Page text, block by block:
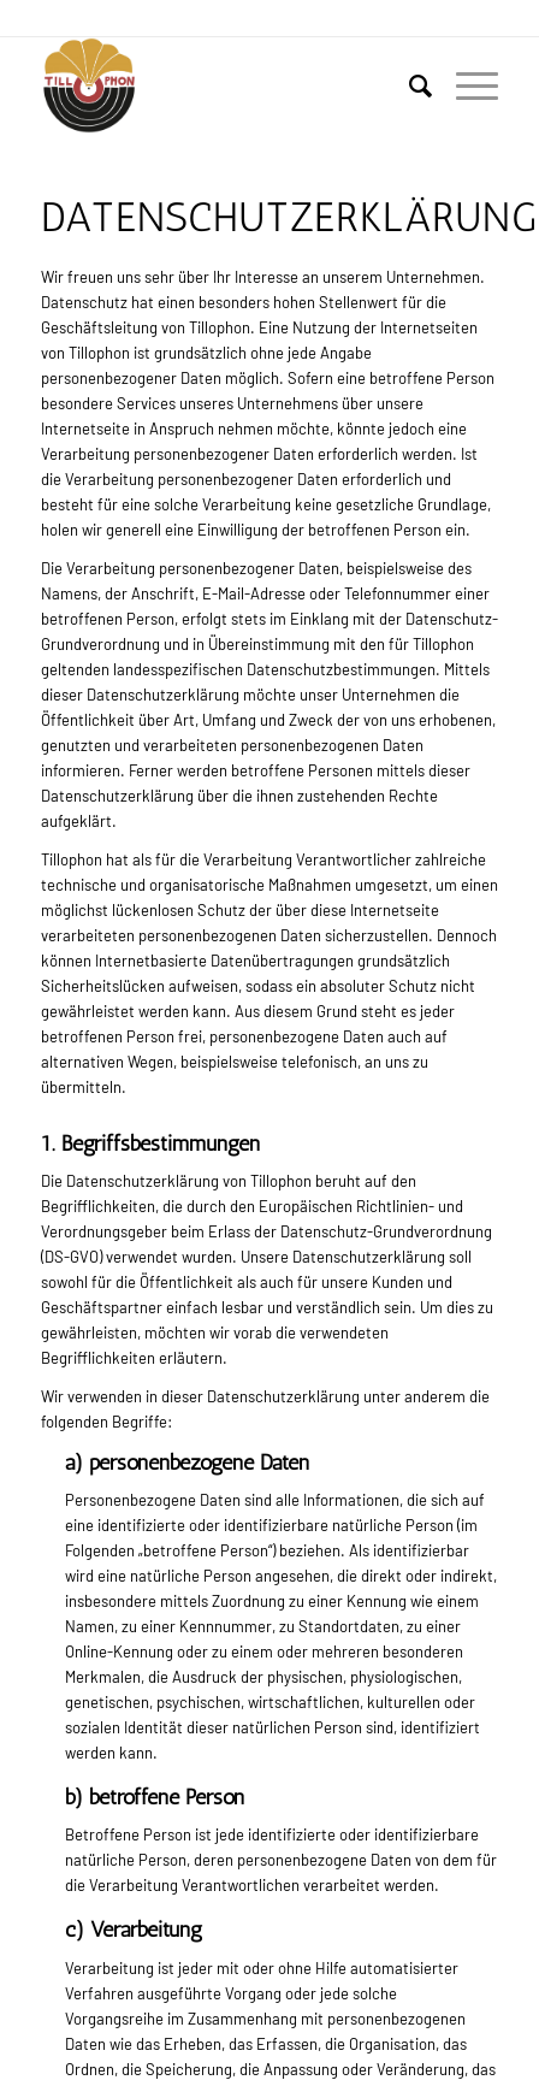
DATENSCHUTZERKLÄRUNG
Wir freuen uns sehr über Ihr Interesse an unserem Unternehmen.
Datenschutz hat einen besonders hohen Stellenwert für die
Geschäftsleitung von Tillophon. Eine Nutzung der Internetseiten
von Tillophon ist grundsätzlich ohne jede Angabe
personenbezogener Daten möglich. Sofern eine betroffene Person
besondere Services unseres Unternehmens über unsere
Internetseite in Anspruch nehmen möchte, könnte jedoch eine
Verarbeitung personenbezogener Daten erforderlich werden. Ist
die Verarbeitung personenbezogener Daten erforderlich und
besteht für eine solche Verarbeitung keine gesetzliche Grundlage,
holen wir generell eine Einwilligung der betroffenen Person ein.
Die Verarbeitung personenbezogener Daten, beispielsweise des
Namens, der Anschrift, E-Mail-Adresse oder Telefonnummer einer
betroffenen Person, erfolgt stets im Einklang mit der Datenschutz-
Grundverordnung und in Übereinstimmung mit den für Tillophon
geltenden landesspezifischen Datenschutzbestimmungen. Mittels
dieser Datenschutzerklärung möchte unser Unternehmen die
Öffentlichkeit über Art, Umfang und Zweck der von uns erhobenen,
genutzten und verarbeiteten personenbezogenen Daten
informieren. Ferner werden betroffene Personen mittels dieser
Datenschutzerklärung über die ihnen zustehenden Rechte
aufgeklärt.
Tillophon hat als für die Verarbeitung Verantwortlicher zahlreiche
technische und organisatorische Maßnahmen umgesetzt, um einen
möglichst lückenlosen Schutz der über diese Internetseite
verarbeiteten personenbezogenen Daten sicherzustellen. Dennoch
können Internetbasierte Datenübertragungen grundsätzlich
Sicherheitslücken aufweisen, sodass ein absoluter Schutz nicht
gewährleistet werden kann. Aus diesem Grund steht es jeder
betroffenen Person frei, personenbezogene Daten auch auf
alternativen Wegen, beispielsweise telefonisch, an uns zu
übermitteln.
1. Begriffsbestimmungen
Die Datenschutzerklärung von Tillophon beruht auf den
Begrifflichkeiten, die durch den Europäischen Richtlinien- und
Verordnungsgeber beim Erlass der Datenschutz-Grundverordnung
(DS-GVO) verwendet wurden. Unsere Datenschutzerklärung soll
sowohl für die Öffentlichkeit als auch für unsere Kunden und
Geschäftspartner einfach lesbar und verständlich sein. Um dies zu
gewährleisten, möchten wir vorab die verwendeten
Begrifflichkeiten erläutern.
Wir verwenden in dieser Datenschutzerklärung unter anderem die
folgenden Begriffe:
a) personenbezogene Daten
Personenbezogene Daten sind alle Informationen, die sich auf
eine identifizierte oder identifizierbare natürliche Person (im
Folgenden „betroffene Person“) beziehen. Als identifizierbar
wird eine natürliche Person angesehen, die direkt oder indirekt,
insbesondere mittels Zuordnung zu einer Kennung wie einem
Namen, zu einer Kennnummer, zu Standortdaten, zu einer
Online-Kennung oder zu einem oder mehreren besonderen
Merkmalen, die Ausdruck der physischen, physiologischen,
genetischen, psychischen, wirtschaftlichen, kulturellen oder
sozialen Identität dieser natürlichen Person sind, identifiziert
werden kann.
b) betroffene Person
Betroffene Person ist jede identifizierte oder identifizierbare
natürliche Person, deren personenbezogene Daten von dem für
die Verarbeitung Verantwortlichen verarbeitet werden.
c) Verarbeitung
Verarbeitung ist jeder mit oder ohne Hilfe automatisierter
Verfahren ausgeführte Vorgang oder jede solche
Vorgangsreihe im Zusammenhang mit personenbezogenen
Daten wie das Erheben, das Erfassen, die Organisation, das
Ordnen, die Speicherung, die Anpassung oder Veränderung, das